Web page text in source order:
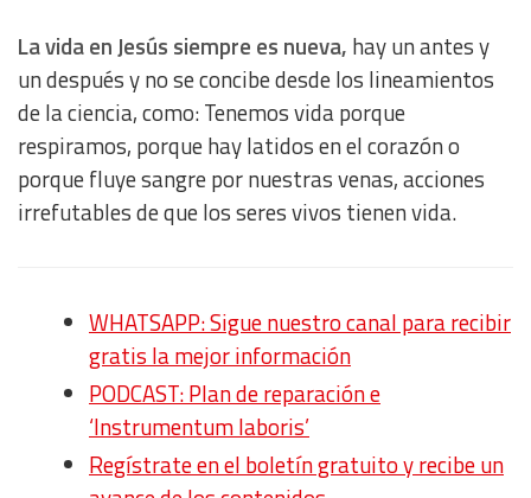
La vida en Jesús siempre es nueva, hay un antes y
un después y no se concibe desde los lineamientos
de la ciencia, como: Tenemos vida porque
respiramos, porque hay latidos en el corazón o
porque fluye sangre por nuestras venas, acciones
irrefutables de que los seres vivos tienen vida.
WHATSAPP: Sigue nuestro canal para recibir
gratis la mejor información
PODCAST: Plan de reparación e
‘Instrumentum laboris’
Regístrate en el boletín gratuito y recibe un